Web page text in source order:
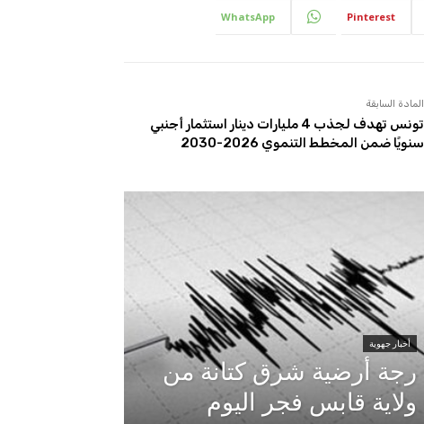
Pinterest
WhatsApp
المادة السابقة
تونس تهدف لجذب 4 مليارات دينار استثمار أجنبي
سنويًا ضمن المخطط التنموي 2026-2030
أخبار جهوية
رجة أرضية شرق كتانة من
ولاية قابس فجر اليوم